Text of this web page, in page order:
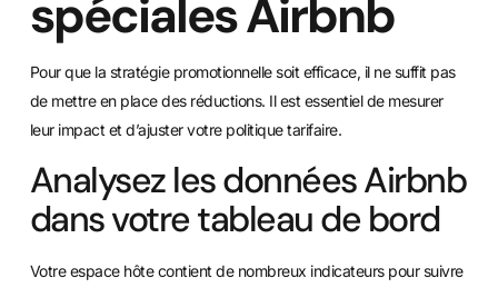
spéciales Airbnb
Pour que la stratégie promotionnelle soit efficace, il ne suffit pas
de mettre en place des réductions. Il est essentiel de mesurer
leur impact et d’ajuster votre politique tarifaire.
Analysez les données Airbnb
dans votre tableau de bord
Votre espace hôte contient de nombreux indicateurs pour suivre